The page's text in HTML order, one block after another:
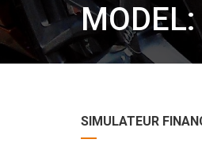
SIMULATEUR